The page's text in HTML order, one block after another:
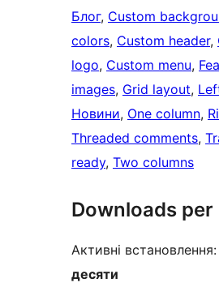
Блог, Custom
colors, Custom header,
logo, Custom menu,
images, Grid layout,
Новини, One column,
Threaded comments,
ready, Two columns
Downloads per
Активні встановлення:
десяти